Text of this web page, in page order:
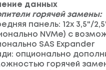
данных
горячей замены:
панель: 12x 3,5"/
NVMe) с
SAS Expander
опционально
горячей